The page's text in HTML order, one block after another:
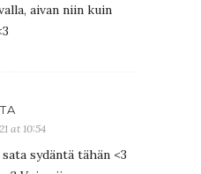
aivan niin kuin
at 10:54
sydäntä tähän <3